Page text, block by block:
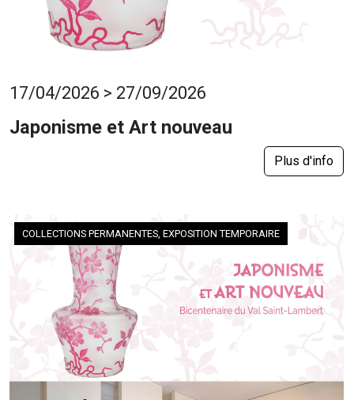
17/04/2026 > 27/09/2026
Japonisme et Art nouveau
Plus d'info
COLLECTIONS PERMANENTES, EXPOSITION TEMPORAIRE